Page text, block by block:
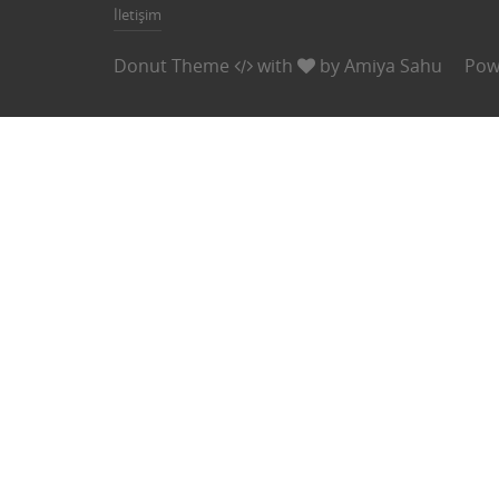
İletişim
Donut Theme with byAmiya Sahu